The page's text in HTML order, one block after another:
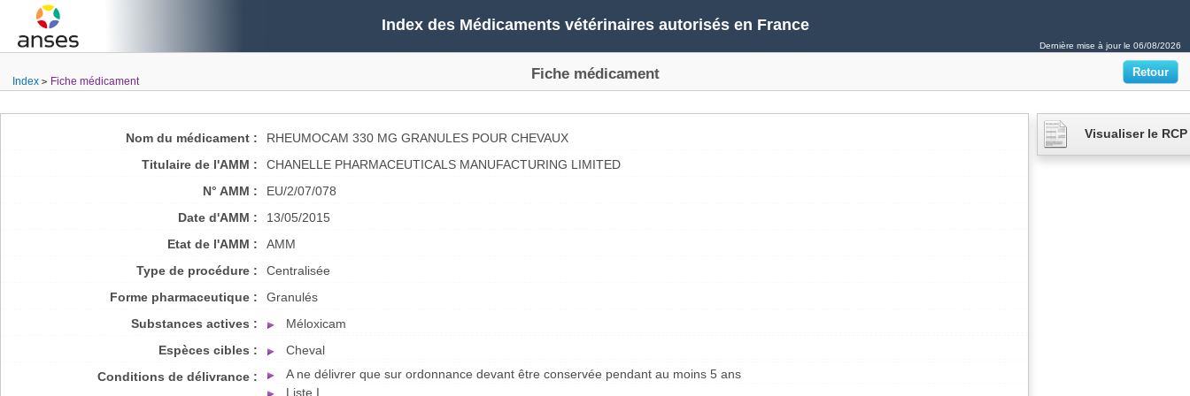
Index des Médicaments vétérinaires autorisés en France
Dernière mise à jour le 06/08/2026
Index Fiche médicament Fiche médicament
Nom du médicament :
RHEUMOCAM 330 MG GRANULES POUR CHEVAUX
Titulaire de l'AMM :
CHANELLE PHARMACEUTICALS MANUFACTURING LIMITED
N° AMM :
EU/2/07/078
Date d'AMM :
13/05/2015
Etat de l'AMM :
AMM
Type de procédure :
Centralisée
Forme pharmaceutique :
Granulés
Substances actives :
Méloxicam
Espèces cibles :
Cheval
Conditions de délivrance :
A ne délivrer que sur ordonnance devant être conservée pendant au moins 5 ans
Liste I
Visualiser le RCP